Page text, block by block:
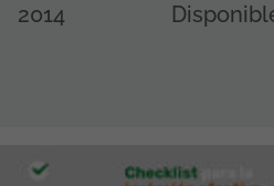
2014